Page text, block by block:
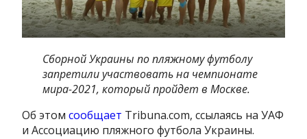
Сборной Украины по пляжному футболу
запретили участвовать на чемпионате
мира-2021, который пройдет в Москве.
Об этомсообщает Tribuna.com, ссылаясь на УАФ
и Аcсоциацию пляжного футбола Украины.